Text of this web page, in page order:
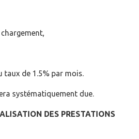
taux de 1.5% par mois.
systématiquement due.
DES PRESTATIONS